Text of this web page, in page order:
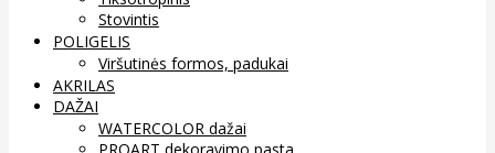
Stovintis
POLIGELIS
Viršutinės formos, padukai
AKRILAS
DAŽAI
WATERCOLOR dažai
PROART dekoravimo pasta